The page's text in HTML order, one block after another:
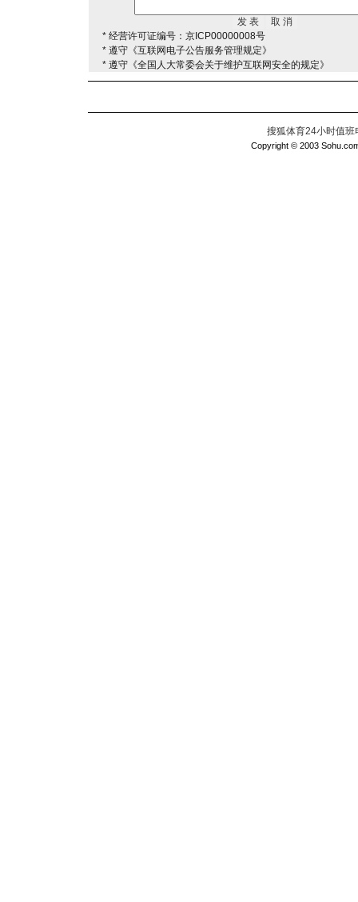
* 经营许可证编号：京ICP00000008号
* 遵守《互联网电子公告服务管理规定》
* 遵守《全国人大常委会关于维护互联网安全的规定》
搜狐体育24小时值
Copyright © 2003